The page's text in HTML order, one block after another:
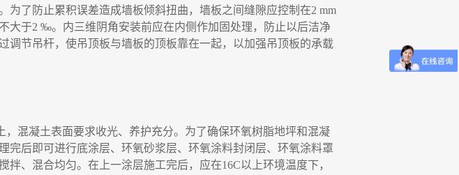
为了防止累积误差造成墙板倾斜扭曲 ， 墙板之间缝隙应控制在2 mm
大于2 ‰。内三维阴角安装前应在内侧作加固处理 ，
防止以后洁净
调节吊杆，使吊顶板与墙板的顶板靠在一起， 以加强吊顶板的承载
， 混凝土表面要求收光、养护充分。为了确保环氧树脂地坪和混凝
完后即可进行底涂层、环氧砂浆层、环氧涂料封闭层、环氧涂料罩
拌、混合均匀。在上一涂层施工完后， 应在16C以上环境温度下 ，